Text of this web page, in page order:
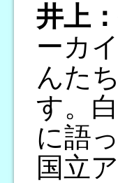
井上：
ーカ
んた
す。
に語
国立